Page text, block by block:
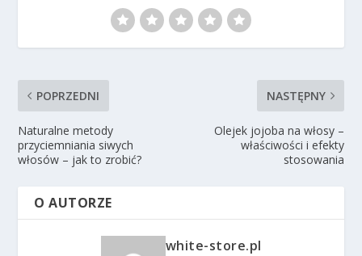
POPRZEDNI
Naturalne metody
przyciemniania siwych
włosów – jak to zrobić?
NASTĘPNY
Olejek jojoba na włosy –
właściwości i efekty
stosowania
O AUTORZE
white-store.pl